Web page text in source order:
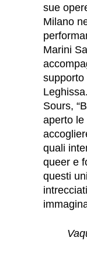
sue
Milano
Marini
supporto
Sours,
aperto le
quali
queer e
questi